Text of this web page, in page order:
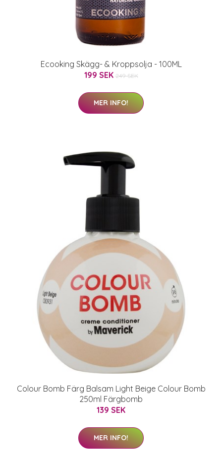
Ecooking Skägg- & Kroppsolja - 100ML
199 SEK 249 SEK
MER INFO!
Colour Bomb Färg Balsam Light Beige Colour Bomb
250ml Färgbomb
139 SEK
MER INFO!